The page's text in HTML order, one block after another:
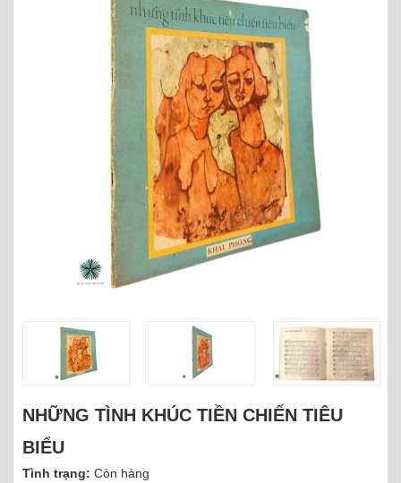
NHỮNG TÌNH KHÚC TIỀN CHIẾN TIÊU
BIỂU
Tình trạng: Còn hàng